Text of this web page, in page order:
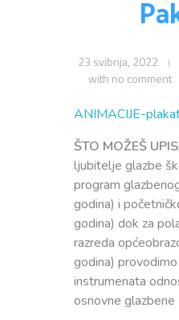
Neposredan uvid u rad
Odluke
Školski kurikulum
Izvješće o radu
Financijski plan
Plan nabave
Godišnji financijski
Procedura praćenja i
Politika privatnosti
Nastava
Natjecanja
Kontakt
23 svibnja, 2022
with no comment
ANIMACIJE-
ŠTO MOŽEŠ
ljubitelje glazbe
program
godina) i
godina) dok za
razreda
godina)
instrumenata
osnovne glazbene